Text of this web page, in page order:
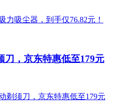
刀，京东特惠低至179元